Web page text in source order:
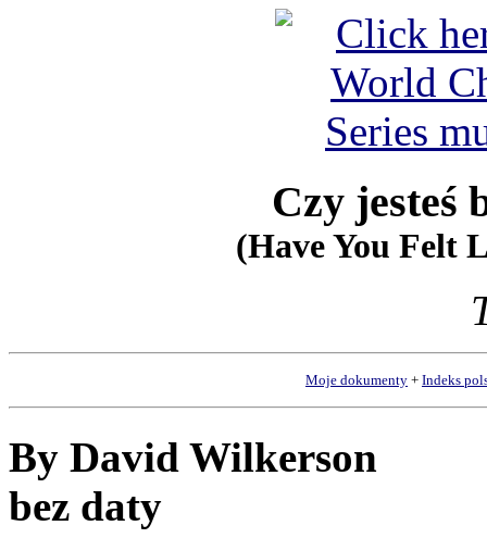
Czy jesteś
(Have You Felt
Moje dokumenty + Indeks
By David Wilkerson
bez daty